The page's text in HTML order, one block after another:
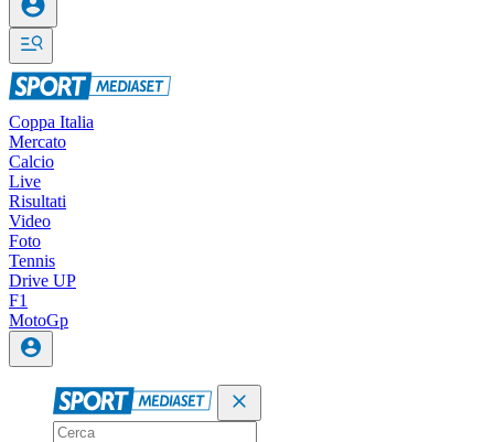
Coppa Italia
Mercato
Calcio
Live
Risultati
Video
Foto
Tennis
Drive UP
F1
MotoGp